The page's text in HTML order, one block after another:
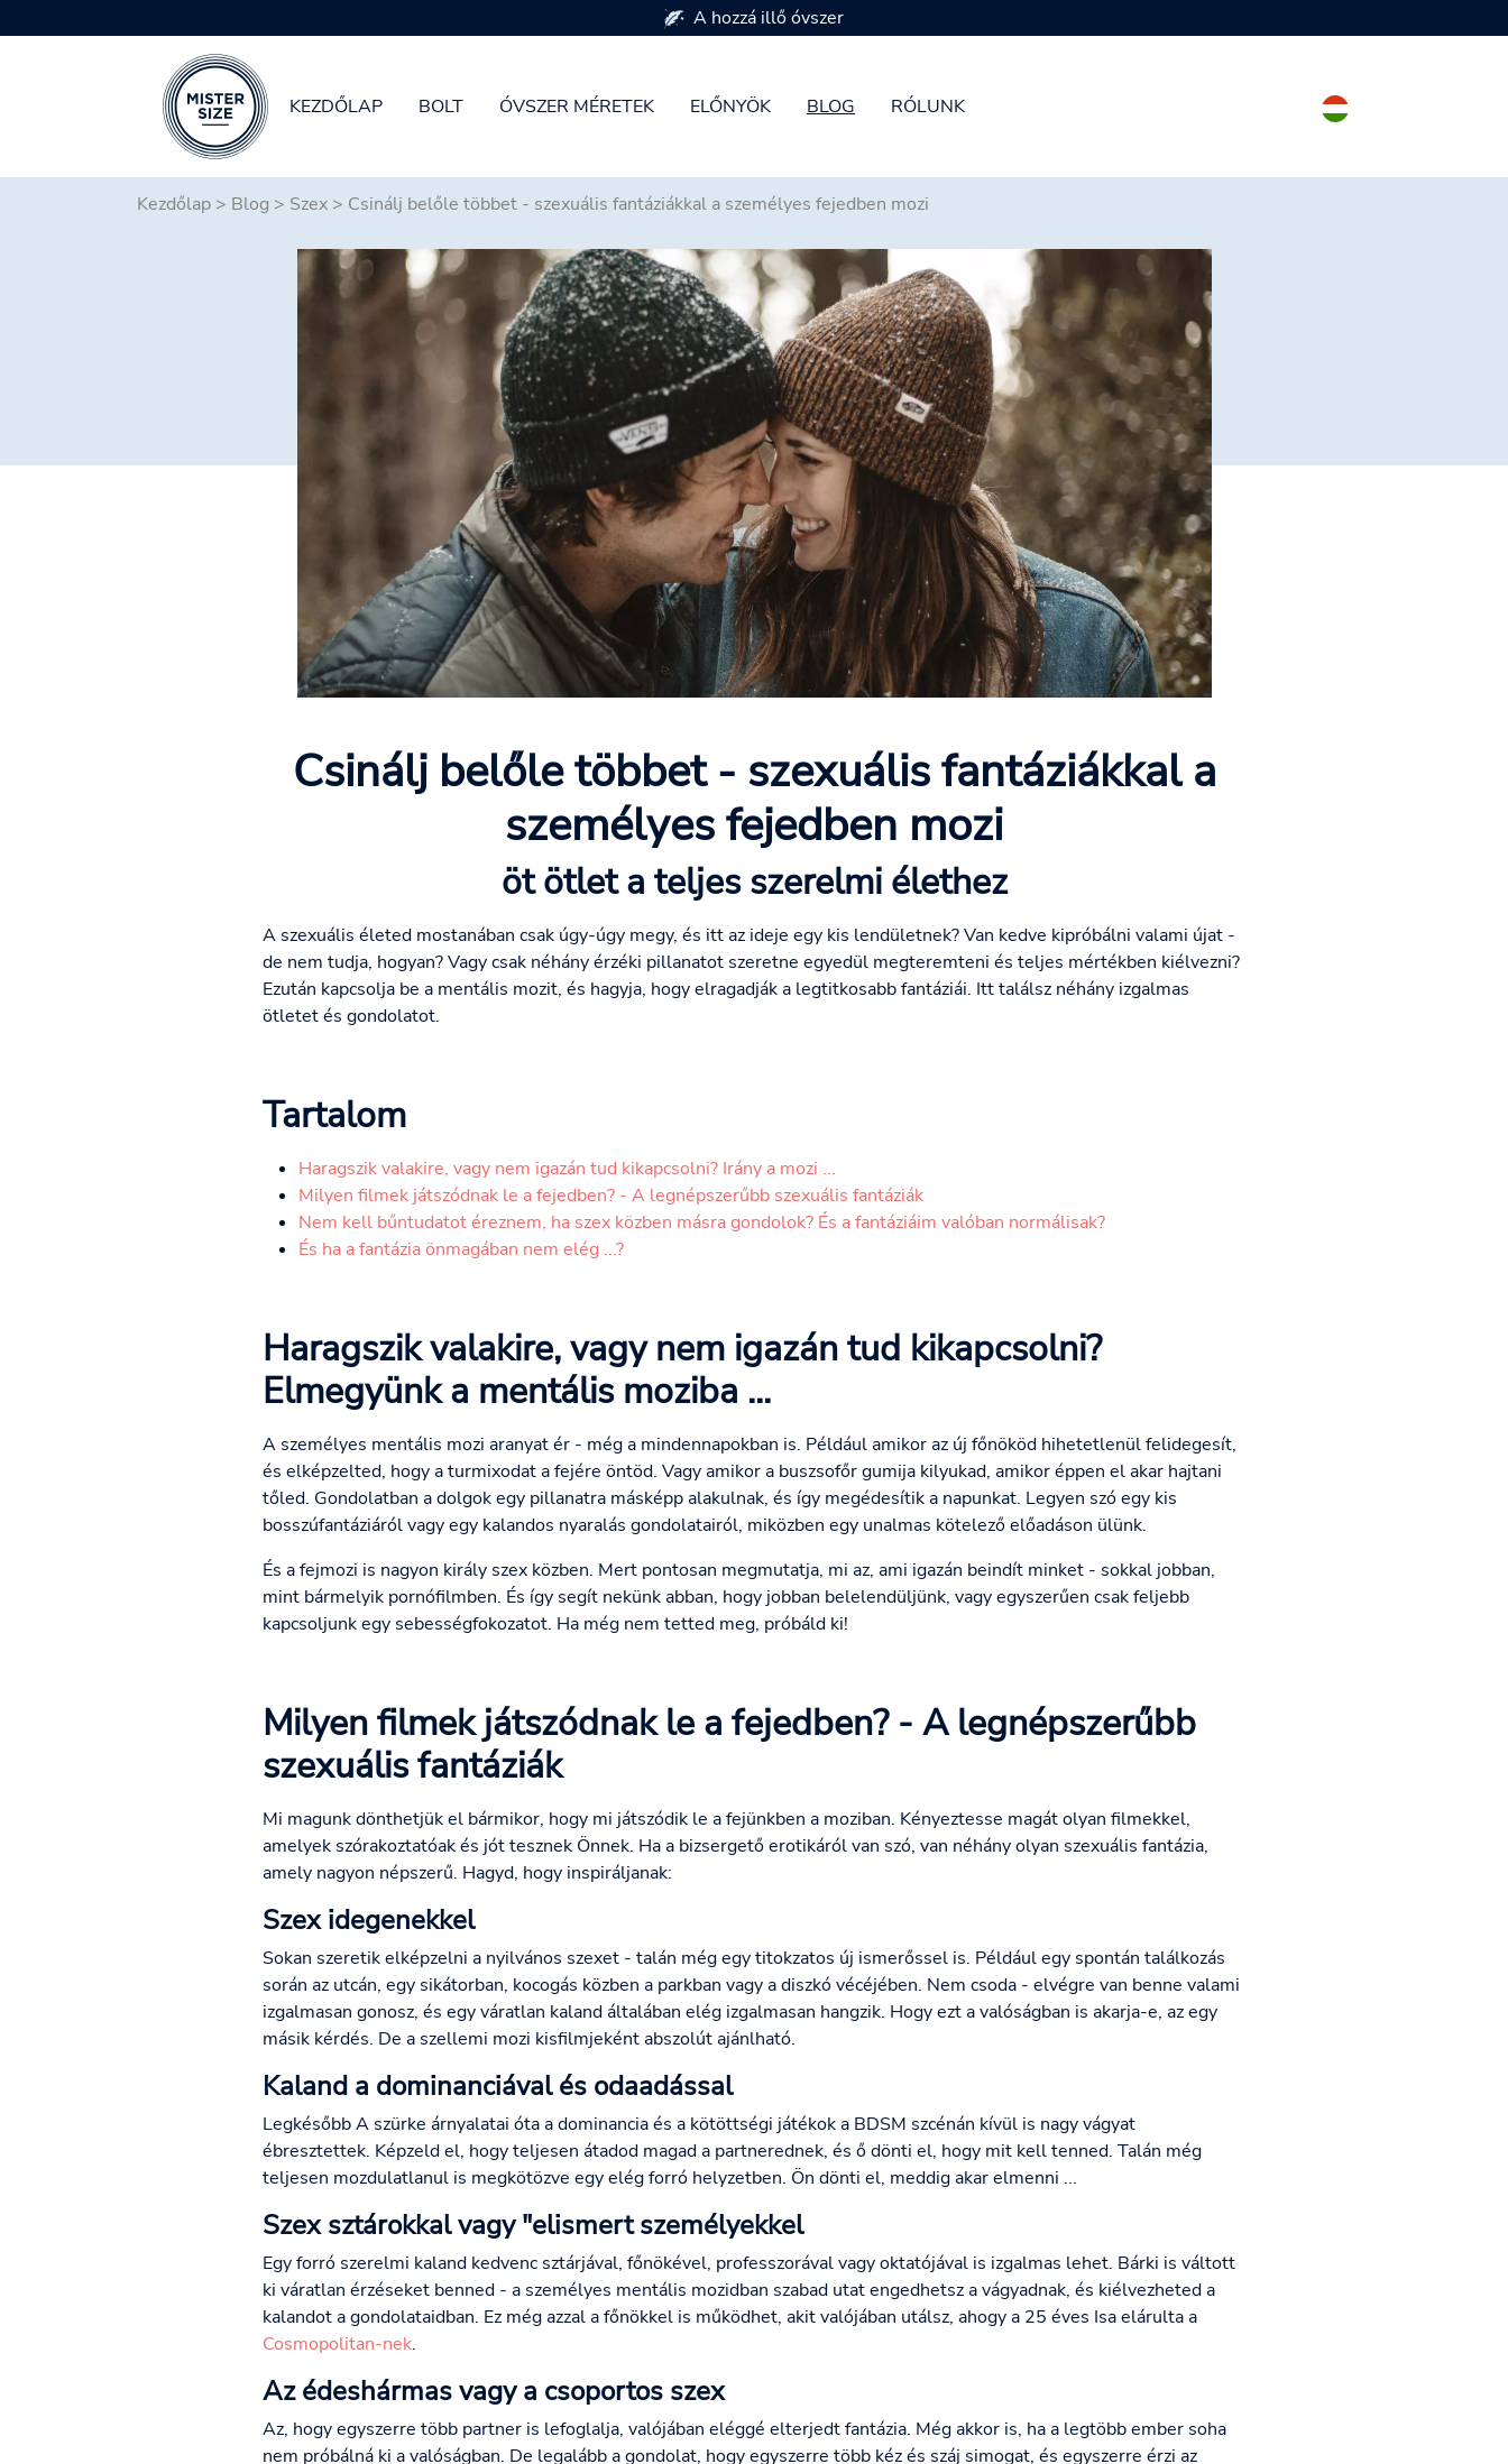
KEZDŐLAP BOLT ÓVSZER MÉRETEK ELŐNYÖK BLOG RÓLUNK
7 óvszer méretben kapható
Kezdőlap > Blog > Szex > Csinálj belőle többet - szexuális fantáziákkal a személyes fejedben mozi
Csinálj belőle többet - szexuális fantáziákkal a
személyes fejedben mozi
öt ötlet a teljes szerelmi élethez
A szexuális életed mostanában csak úgy-úgy megy, és itt az ideje egy kis lendületnek? Van kedve kipróbálni valami újat -
de nem tudja, hogyan? Vagy csak néhány érzéki pillanatot szeretne egyedül megteremteni és teljes mértékben kiélvezni?
Ezután kapcsolja be a mentális mozit, és hagyja, hogy elragadják a legtitkosabb fantáziái. Itt találsz néhány izgalmas
ötletet és gondolatot.
Tartalom
Haragszik valakire, vagy nem igazán tud kikapcsolni? Irány a mozi ...
Milyen filmek játszódnak le a fejedben? - A legnépszerűbb szexuális fantáziák
Nem kell bűntudatot éreznem, ha szex közben másra gondolok? És a fantáziáim valóban normálisak?
És ha a fantázia önmagában nem elég ...?
Haragszik valakire, vagy nem igazán tud kikapcsolni?
Elmegyünk a mentális moziba ...
A személyes mentális mozi aranyat ér - még a mindennapokban is. Például amikor az új főnököd hihetetlenül felidegesít,
és elképzelted, hogy a turmixodat a fejére öntöd. Vagy amikor a buszsofőr gumija kilyukad, amikor éppen el akar hajtani
tőled. Gondolatban a dolgok egy pillanatra másképp alakulnak, és így megédesítik a napunkat. Legyen szó egy kis
bosszúfantáziáról vagy egy kalandos nyaralás gondolatairól, miközben egy unalmas kötelező előadáson ülünk.
És a fejmozi is nagyon király szex közben. Mert pontosan megmutatja, mi az, ami igazán beindít minket - sokkal jobban,
mint bármelyik pornófilmben. És így segít nekünk abban, hogy jobban belelendüljünk, vagy egyszerűen csak feljebb
kapcsoljunk egy sebességfokozatot. Ha még nem tetted meg, próbáld ki!
Milyen filmek játszódnak le a fejedben? - A legnépszerűbb
szexuális fantáziák
Mi magunk dönthetjük el bármikor, hogy mi játszódik le a fejünkben a moziban. Kényeztesse magát olyan filmekkel,
amelyek szórakoztatóak és jót tesznek Önnek. Ha a bizsergető erotikáról van szó, van néhány olyan szexuális fantázia,
amely nagyon népszerű. Hagyd, hogy inspiráljanak:
Szex idegenekkel
Sokan szeretik elképzelni a nyilvános szexet - talán még egy titokzatos új ismerőssel is. Például egy spontán találkozás
során az utcán, egy sikátorban, kocogás közben a parkban vagy a diszkó vécéjében. Nem csoda - elvégre van benne valami
izgalmasan gonosz, és egy váratlan kaland általában elég izgalmasan hangzik. Hogy ezt a valóságban is akarja-e, az egy
másik kérdés. De a szellemi mozi kisfilmjeként abszolút ajánlható.
Kaland a dominanciával és odaadással
Legkésőbb A szürke árnyalatai óta a dominancia és a kötöttségi játékok a BDSM szcénán kívül is nagy vágyat
ébresztettek. Képzeld el, hogy teljesen átadod magad a partnerednek, és ő dönti el, hogy mit kell tenned. Talán még
teljesen mozdulatlanul is megkötözve egy elég forró helyzetben. Ön dönti el, meddig akar elmenni ...
Szex sztárokkal vagy "elismert személyekkel
Egy forró szerelmi kaland kedvenc sztárjával, főnökével, professzorával vagy oktatójával is izgalmas lehet. Bárki is váltott
ki váratlan érzéseket benned - a személyes mentális mozidban szabad utat engedhetsz a vágyadnak, és kiélvezheted a
kalandot a gondolataidban. Ez még azzal a főnökkel is működhet, akit valójában utálsz, ahogy a 25 éves Isa elárulta a
Cosmopolitan-nek.
Az édeshármas vagy a csoportos szex
Az, hogy egyszerre több partner is lefoglalja, valójában eléggé elterjedt fantázia. Még akkor is, ha a legtöbb ember soha
nem próbálná ki a valóságban. De legalább a gondolat, hogy egyszerre több kéz és száj simogat, és egyszerre érzi az